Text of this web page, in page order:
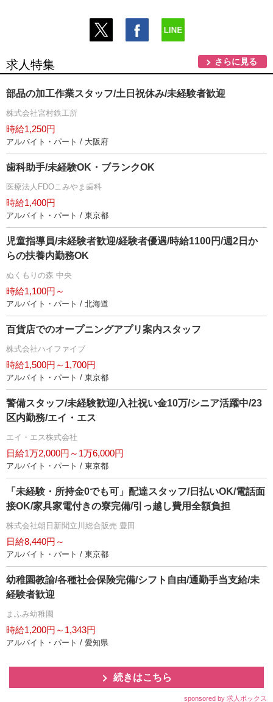
求人特集 さらに見る
部品の加工作業スタッフ/土日祝休み/未経験者歓迎
株式会社宮村鉄工所
時給1,250円
アルバイト・パート / 大阪府
歯科助手/未経験OK・ブランクOK
医療法人FDOこみやま歯科
時給1,400円
アルバイト・パート / 東京都
児童指導員/未経験者歓迎/経験者優遇/時給1100円/週2日か
らの扶養内勤務OK
ぬくもりの森 中央
時給1,100円～
アルバイト・パート / 北海道
百貨店でのオープニングアプリ案内スタッフ
株式会社ハイファイブ
時給1,500円～1,700円
アルバイト・パート / 東京都
警備スタッフ/未経験歓迎/入社祝い金10万/シニア活躍中/23
区内勤務/エイ・エス
エイ・エス株式会社
日給1万2,000円～1万6,000円
アルバイト・パート / 東京都
「未経験・所持金0でも可」配達スタッフ/日払いOK/電話面
接OK/家具家電付きの寮完備/引っ越し費用全額負担
株式会社朝日新聞立川総合販売 豊田
日給8,440円～
アルバイト・パート / 東京都
幼稚園教諭/各種社会保険完備/シフト自由/通勤手当支給/未
経験者歓迎
まふみ幼稚園
時給1,200円～1,343円
アルバイト・パート / 愛知県
続きはこちら
sponsored by 求人ボックス